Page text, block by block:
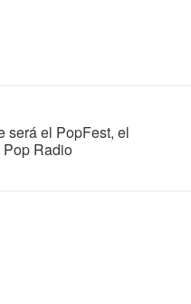
será el PopFest, el
Radio